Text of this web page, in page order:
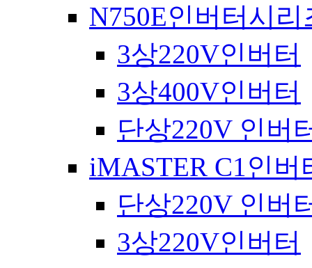
N750E인버터시리
3상220V인버터
3상400V인버터
단상220V 인버
iMASTER C1인버
단상220V 인버
3상220V인버터